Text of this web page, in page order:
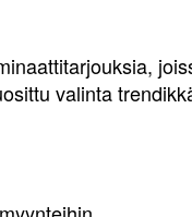
valinta